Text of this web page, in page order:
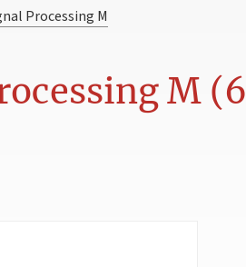
Processing M
M (6